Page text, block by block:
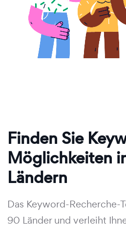
Finden Sie
Möglichkeiten
Ländern
Das Keyword-Recherche-
90 Länder und verleiht